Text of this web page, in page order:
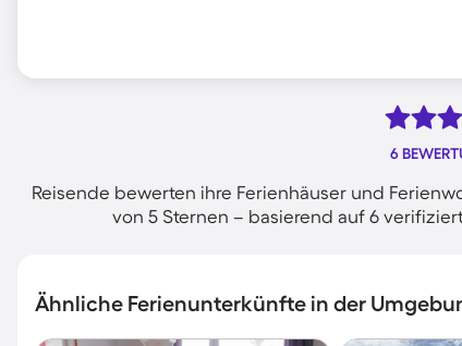
6
Reisende bewerten ihre Ferienhäuser und
von 5 Sternen – basierend auf 6
Ähnliche Ferienunterkünfte in der